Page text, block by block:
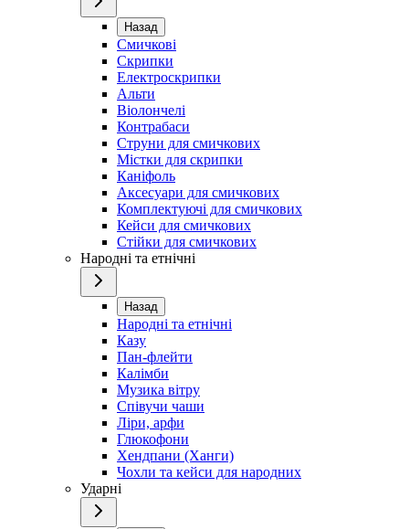
Назад
Смичкові
Скрипки
Електроскрипки
Альти
Віолончелі
Контрабаси
Струни для смичкових
Містки для скрипки
Каніфоль
Аксесуари для смичкових
Комплектуючі для смичкових
Кейси для смичкових
Стійки для смичкових
Народні та етнічні
Назад
Народні та етнічні
Казу
Пан-флейти
Калімби
Музика вітру
Співучи чаши
Ліри, арфи
Глюкофони
Хендпани (Ханги)
Чохли та кейси для народних
Ударні